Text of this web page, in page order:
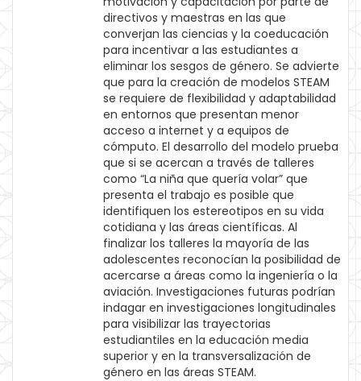
directivos y maestras en las que
converjan las ciencias y la coeducación
para incentivar a las estudiantes a
eliminar los sesgos de género. Se advierte
que para la creación de modelos STEAM
se requiere de flexibilidad y adaptabilidad
en entornos que presentan menor
acceso a internet y a equipos de
cómputo. El desarrollo del modelo prueba
que si se acercan a través de talleres
como “La niña que quería volar” que
presenta el trabajo es posible que
identifiquen los estereotipos en su vida
cotidiana y las áreas científicas. Al
finalizar los talleres la mayoría de las
adolescentes reconocían la posibilidad de
acercarse a áreas como la ingeniería o la
aviación. Investigaciones futuras podrían
indagar en investigaciones longitudinales
para visibilizar las trayectorias
estudiantiles en la educación media
superior y en la transversalización de
género en las áreas STEAM.